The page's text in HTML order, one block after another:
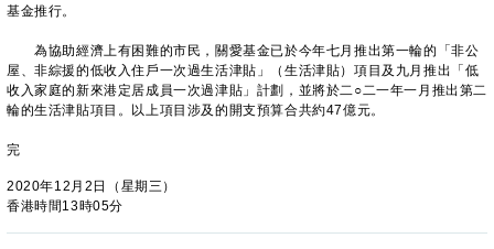
基金推行。
為協助經濟上有困難的市民，關愛基金已於今年七月推出第一輪的「非公
屋、非綜援的低收入住戶一次過生活津貼」（生活津貼）項目及九月推出「低
收入家庭的新來港定居成員一次過津貼」計劃，並將於二○二一年一月推出第二
輪的生活津貼項目。以上項目涉及的開支預算合共約47億元。
完
2020年12月2日（星期三）
香港時間13時05分